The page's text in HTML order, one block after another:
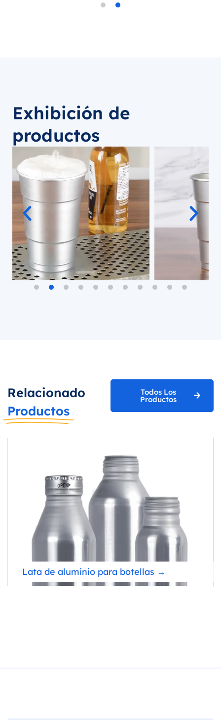
Exhibición de
productos
Relacionado
Productos
Todos Los
Productos
Lata de aluminio para botellas →